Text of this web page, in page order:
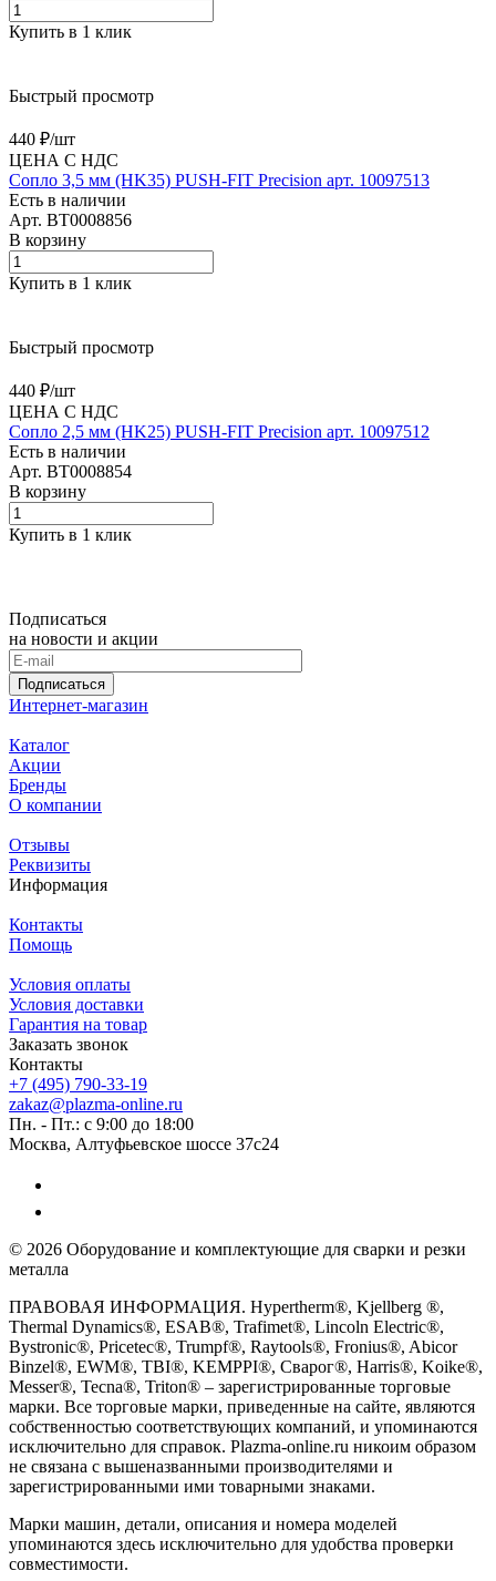
Купить в 1 клик
Быстрый просмотр
440 ₽/шт
ЦЕНА С НДС
Сопло 3,5 мм (HK35) PUSH-FIT Precision арт. 10097513
Есть в наличии
Арт. BT0008856
В корзину
Купить в 1 клик
Быстрый просмотр
440 ₽/шт
ЦЕНА С НДС
Сопло 2,5 мм (HK25) PUSH-FIT Precision арт. 10097512
Есть в наличии
Арт. BT0008854
В корзину
Купить в 1 клик
Подписаться
на новости и акции
Подписаться
Интернет-магазин
Каталог
Акции
Бренды
О компании
Отзывы
Реквизиты
Информация
Контакты
Помощь
Условия оплаты
Условия доставки
Гарантия на товар
Заказать звонок
Контакты
+7 (495) 790-33-19
zakaz@plazma-online.ru
Пн. - Пт.: с 9:00 до 18:00
Москва, Алтуфьевское шоссе 37с24
© 2026 Оборудование и комплектующие для сварки и резки
металла
ПРАВОВАЯ ИНФОРМАЦИЯ. Hypertherm®, Kjellberg ®,
Thermal Dynamics®, ESAB®, Trafimet®, Lincoln Electric®,
Bystronic®, Pricetec®, Trumpf®, Raytools®, Fronius®, Abicor
Binzel®, EWM®, TBI®, KEMPPI®, Сварог®, Harris®, Koike®,
Messer®, Tecna®, Triton® – зарегистрированные торговые
марки. Все торговые марки, приведенные на сайте, являются
собственностью соответствующих компаний, и упоминаются
исключительно для справок. Plazma-online.ru никоим образом
не связана с вышеназванными производителями и
зарегистрированными ими товарными знаками.
Марки машин, детали, описания и номера моделей
упоминаются здесь исключительно для удобства проверки
совместимости.